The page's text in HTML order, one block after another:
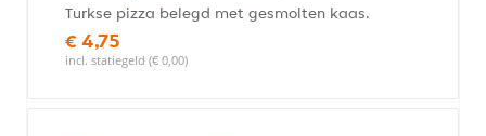
Turkse pizza belegd met gesmolten kaas.
€ 4,75
incl. statiegeld (€ 0,00)